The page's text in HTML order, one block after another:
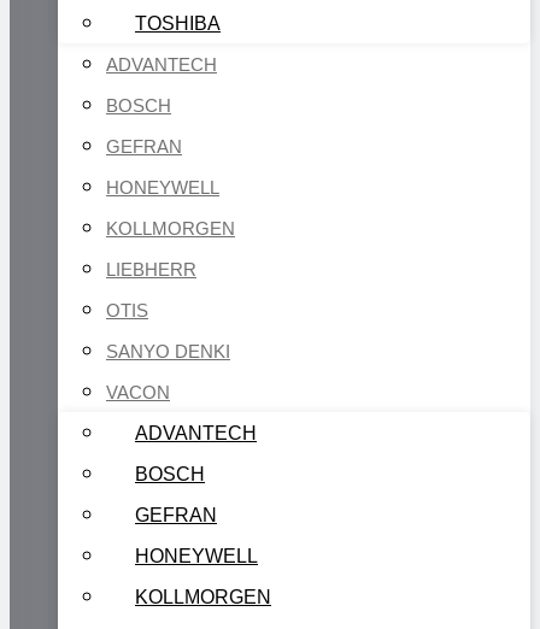
TOSHIBA
ADVANTECH
BOSCH
GEFRAN
HONEYWELL
KOLLMORGEN
LIEBHERR
OTIS
SANYO DENKI
VACON
ADVANTECH
BOSCH
GEFRAN
HONEYWELL
KOLLMORGEN